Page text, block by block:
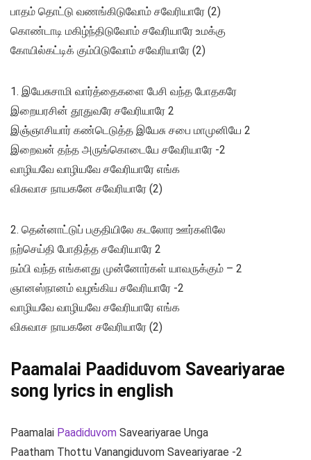
பாதம் தொட்டு வணங்கிடுவோம் சவேரியாரே (2)
கொண்டாடி மகிழ்ந்திடுவோம் சவேரியாரே உமக்கு
கோயில்கட்டிக் கும்பிடுவோம் சவேரியாரே (2)
1. இயேசுசாமி வார்த்தைகளை பேசி வந்த போதகரே
இறையரசின் தூதுவரே சவேரியாரே 2
இஞ்ஞாசியார் கண்டெடுத்த இயேசு சபை மாமுனியே 2
இறைவன் தந்த அருங்கொடையே சவேரியாரே -2
வாழியவே வாழியவே சவேரியாரே எங்க
விசுவாச நாயகனே சவேரியாரே (2)
2. தென்னாட்டுப் பகுதியிலே கடலோர ஊர்களிலே
நற்செய்தி போதித்த சவேரியாரே 2
நம்பி வந்த எங்களது முன்னோர்கள் யாவருக்கும் – 2
ஞானஸ்நானம் வழங்கிய சவேரியாரே -2
வாழியவே வாழியவே சவேரியாரே எங்க
விசுவாச நாயகனே சவேரியாரே (2)
Paamalai Paadiduvom Saveariyarae
song lyrics in english
Paamalai Paadiduvom Saveariyarae Unga
Paatham Thottu Vanangiduvom Saveariyarae -2